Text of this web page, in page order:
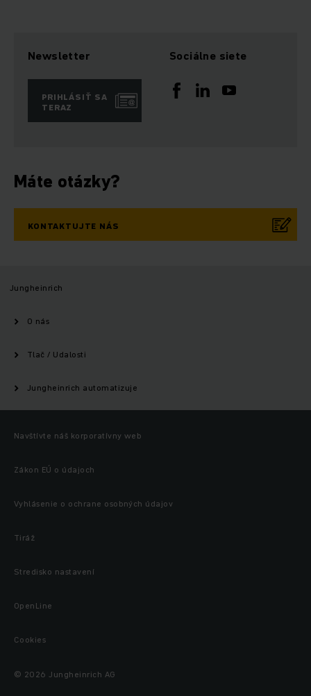
Newsletter
PRIHLÁSIŤ SA
TERAZ
Sociálne siete
Máte otázky?
KONTAKTUJTE NÁS
Jungheinrich
O nás
Tlač / Udalosti
Jungheinrich automatizuje
Navštívte náš korporatívny web
Zákon EÚ o údajoch
Vyhlásenie o ochrane osobných údajov
Tiráž
Stredisko nastavení
OpenLine
Cookies
© 2026 Jungheinrich AG